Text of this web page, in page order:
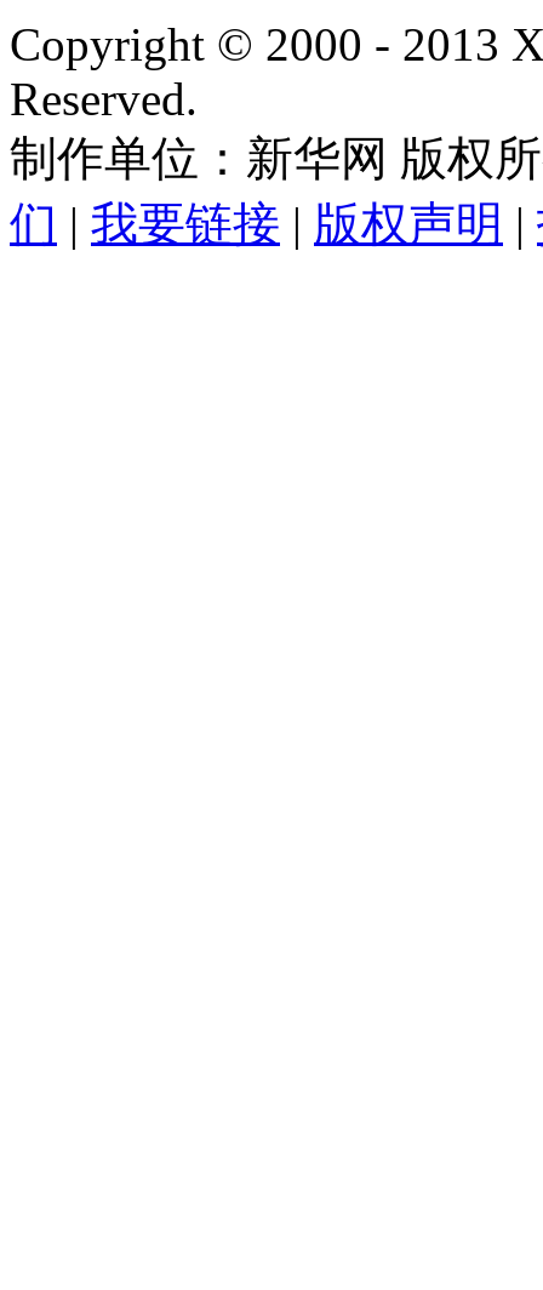
Copyright © 2000 - 2013
Reserved.
制作单位：新华网 版权
们 | 我要链接 | 版权声明 |